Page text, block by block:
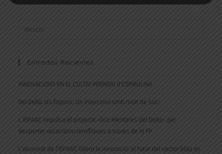
Entradas Recientes
INNOVACIONS EN EL CULTIU INTENSIU D’ESPIRULINA
Del Delta als fogons: Un intercanvi amb molt de suc!
L’IEPAAC impulsa el projecte «Eco-Mentores del Delta» per
despertar vocacionscientífiques a través de la FP
L’alumnat de l’IEPAAC lidera la innovació: el futur del sector blau es